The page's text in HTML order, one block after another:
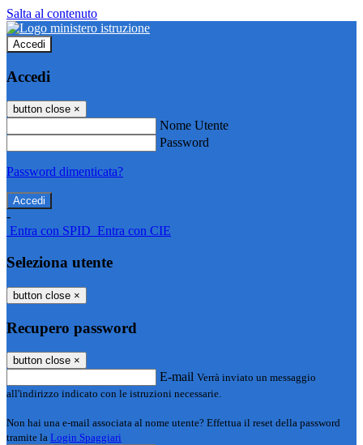
Salta al contenuto
Accedi
Accedi
button close ×
Nome Utente
Password
Password dimenticata?
-
Entra con SPID Entra con CIE
Seleziona utente
button close ×
Recupero password
button close ×
E-mail Verrà inviato un messaggio
all'indirizzo indicato con le istruzioni necessarie.
Non hai una e-mail associata al nome utente? Effettua il reset della password
tramite la Login Spaggiari